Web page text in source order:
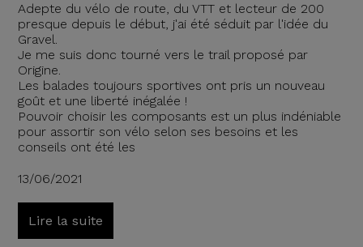
Adepte du vélo de route, du VTT et lecteur de 200
presque depuis le début, j'ai été séduit par l'idée du
Gravel.
Je me suis donc tourné vers le trail proposé par
Origine.
Les balades toujours sportives ont pris un nouveau
goût et une liberté inégalée !
Pouvoir choisir les composants est un plus indéniable
pour assortir son vélo selon ses besoins et les
conseils ont été les
13/06/2021
Lire la suite